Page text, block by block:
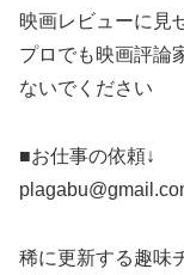
映画レビューに見
プロでも映画評論
ないでください
■お仕事の依頼↓
稀に更新する趣味